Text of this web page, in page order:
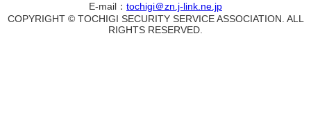
E-mail： tochigi＠zn.j-link.ne.jp
COPYRIGHT © TOCHIGI SECURITY SERVICE ASSOCIATION. ALL
RIGHTS RESERVED.